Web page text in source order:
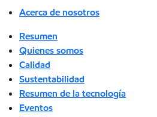
Acerca de nosotros
Resumen
Quienes somos
Calidad
Sustentabilidad
Resumen de la tecnología
Eventos